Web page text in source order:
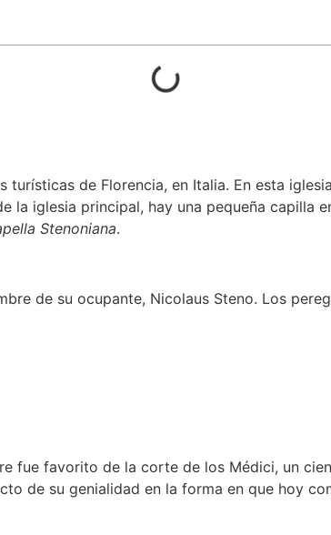
turísticas de Florencia, en Italia. En esta
la iglesia principal, hay una pequeña capilla
Stenoniana.
de su ocupante, Nicolaus Steno. Los
fue favorito de la corte de los Médici, un
de su genialidad en la forma en que hoy